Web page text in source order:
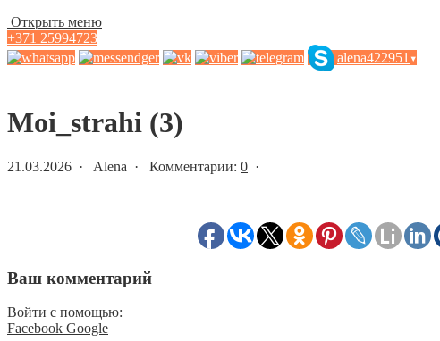
Открыть меню
+371 25994723
alena422951 ▾
Moi_strahi (3)
21.03.2026 · Alena · Комментарии: 0 ·
Ваш комментарий
Войти с помощью:
Facebook Google